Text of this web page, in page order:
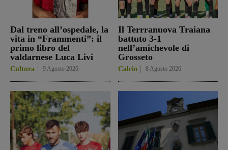
Dal treno all’ospedale, la
vita in “Frammenti”: il
primo libro del
valdarnese Luca Livi
Cultura 9 Agosto 2026
Il Terrranuova Traiana
battuto 3-1
nell’amichevole di
Grosseto
Calcio 8 Agosto 2026